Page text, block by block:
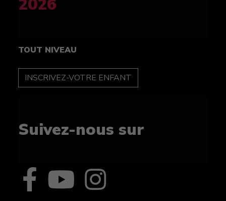
TOUT NIVEAU
INSCRIPTION
Suivez-nous sur